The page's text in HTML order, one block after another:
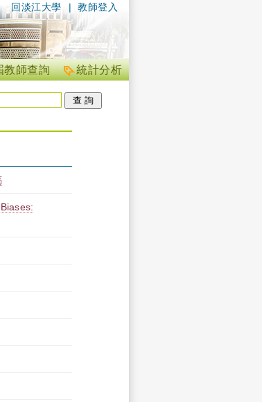
| 教師登入
回淡江大學
統計分析
教師查詢